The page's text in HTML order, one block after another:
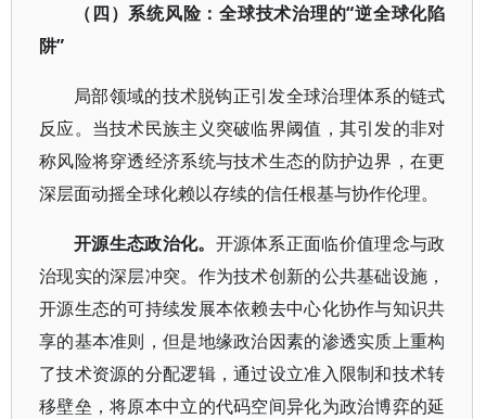
（四）系统风险：全球技术治理的“逆全球化陷
阱”
局部领域的技术脱钩正引发全球治理体系的链式
反应。当技术民族主义突破临界阈值，其引发的非对
称风险将穿透经济系统与技术生态的防护边界，在更
深层面动摇全球化赖以存续的信任根基与协作伦理。
开源生态政治化。 开源体系正面临价值理念与政
治现实的深层冲突。作为技术创新的公共基础设施，
开源生态的可持续发展本依赖去中心化协作与知识共
享的基本准则，但是地缘政治因素的渗透实质上重构
了技术资源的分配逻辑，通过设立准入限制和技术转
移壁垒，将原本中立的代码空间异化为政治博弈的延